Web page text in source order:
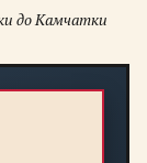
до Камчатки